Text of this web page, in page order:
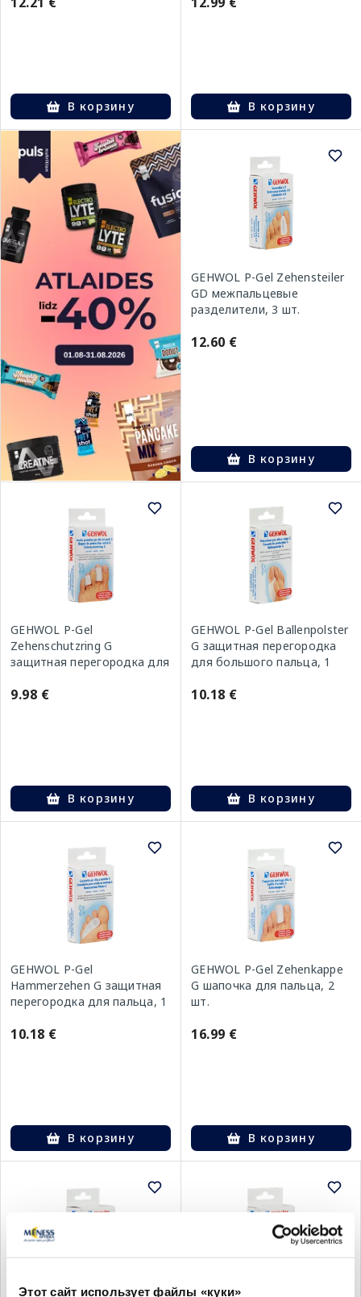
Этот сайт использует файлы «куки»
В корзину В корзину
GEHWOL P-Gel Zehensteiler
GD межпальцевые
разделители, 3 шт.
12.60 €
В корзину
GEHWOL P-Gel
Zehenschutzring G
защитная перегородка для
9.98 €
В корзину
GEHWOL P-Gel Ballenpolster
G защитная перегородка
для большого пальца, 1
10.18 €
В корзину
GEHWOL P-Gel
Hammerzehen G защитная
перегородка для пальца, 1
10.18 €
В корзину
GEHWOL P-Gel Zehenkappe
G шапочка для пальца, 2
шт.
16.99 €
В корзину